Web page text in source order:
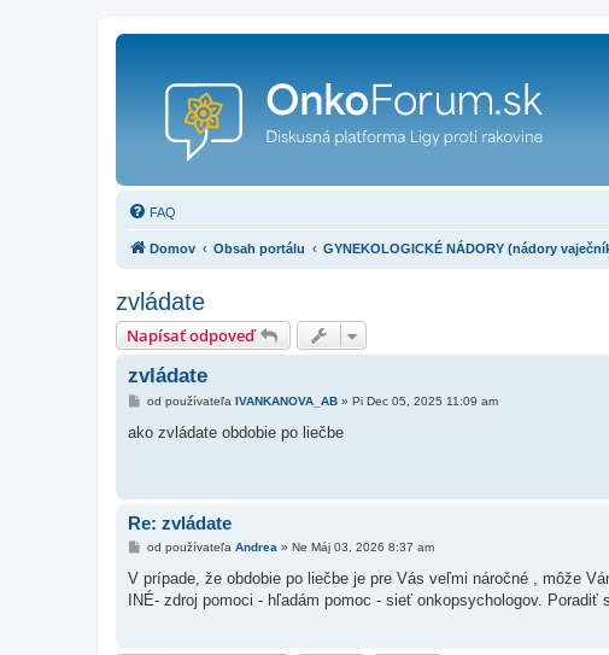
FAQ
Domov Obsah portálu GYNEKOLOGICKÉ NÁDORY (nádory
zvládate
Napísať odpoveď
zvládate
P
í
o
od používateľa IVANKANOVA_AB» Pi Dec 05, 2025 11:09 am
ako zvládate obdobie po liečbe
Re: zvládate
P
í
s
p
od používateľa Andrea » Ne Máj 03, 2026 8:37 am
V prípade, že obdobie po liečbe je pre Vás veľmi náročné , môže
INÉ- zdroj pomoci - hľadám pomoc - sieť onkopsychologov.